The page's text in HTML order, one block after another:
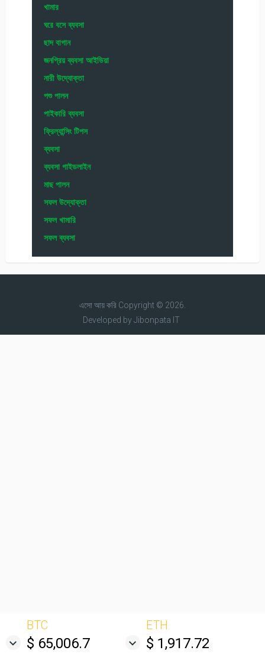
খামার
ঘরে বসে ব্যবসা
ছাদ বাগান
জনপ্রিয় ব্যবসা আইডিয়া
নারী উদ্যোক্তা
পশু পালন
পাইকারি ব্যবসা
ফ্রিল্যান্সিং টিপস
ব্যবসা
ব্যবসা গাইডলাইন
মাছ পালন
সফল উদ্যোক্তা
সফল খামারি
সফল ব্যবসা
এসো আয় করিCopyright © 2026.
Developed byJibonpata IT
BTC
$ 65,006.7
ETH
$ 1,917.72